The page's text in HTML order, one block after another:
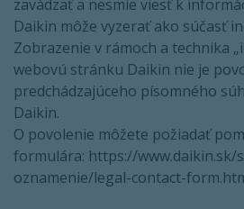
zavádzať a nesmie viesť k
Daikin môže vyzerať ako súčasť
Zobrazenie v rámoch a technika
webovú stránku Daikin nie je
predchádzajúceho písomného
Daikin.
O povolenie môžete požiadať
formulára: https://www.daikin.sk/
oznamenie/legal-contact-